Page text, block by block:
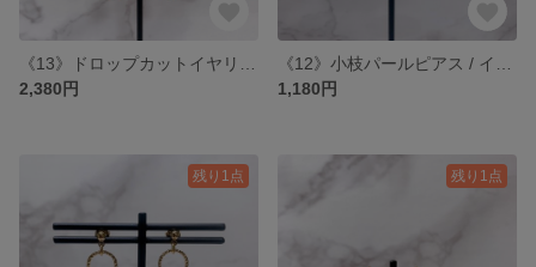
2,380円
1,180円
残り1点 残り1点